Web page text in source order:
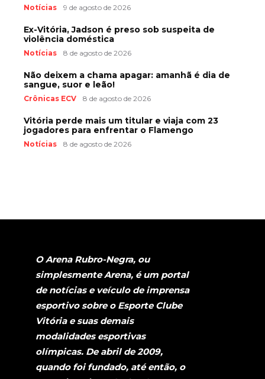
Notícias 9 de agosto de 2026
Ex-Vitória, Jadson é preso sob suspeita de
violência doméstica
Notícias 8 de agosto de 2026
Não deixem a chama apagar: amanhã é dia de
sangue, suor e leão!
Crônicas ECV 8 de agosto de 2026
Vitória perde mais um titular e viaja com 23
jogadores para enfrentar o Flamengo
Notícias 8 de agosto de 2026
O Arena Rubro-Negra, ou
simplesmente Arena, é um portal
de notícias e veículo de imprensa
esportivo sobre o Esporte Clube
Vitória e suas demais
modalidades esportivas
olímpicas. De abril de 2009,
quando foi fundado, até então, o